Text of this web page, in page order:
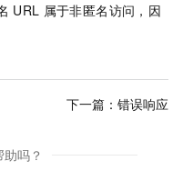
URL 属于非匿名访问，因
下一篇： 错误响应
吗？